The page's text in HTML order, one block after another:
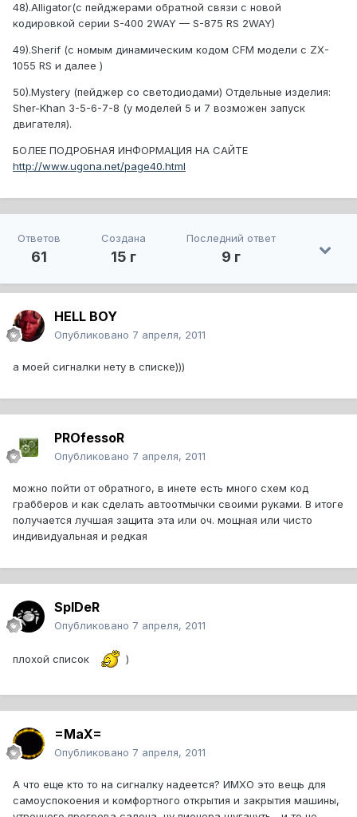
48).Alligator(с пейджерами обратной связи c новой
кодировкой серии S-400 2WAY — S-875 RS 2WAY)
49).Sherif (с номым динамическим кодом CFM модели с ZX-
1055 RS и далее )
50).Mystery (пейджер со светодиодами) Отдельные изделия:
Sher-Khan 3-5-6-7-8 (у моделей 5 и 7 возможен запуск
двигателя).
БОЛЕЕ ПОДРОБНАЯ ИНФОРМАЦИЯ НА САЙТЕ
http://www.ugona.net/page40.html
Ответов
61
Создана
15 г
Последний ответ
9 г
HELL BOY
Опубликовано 7 апреля, 2011
а моей сигналки нету в списке)))
PROfessoR
Опубликовано 7 апреля, 2011
можно пойти от обратного, в инете есть много схем код
грабберов и как сделать автоотмычки своими руками. В итоге
получается лучшая защита эта или оч. мощная или чисто
индивидуальная и редкая
SpIDeR
Опубликовано 7 апреля, 2011
плохой список )
=MaX=
Опубликовано 7 апреля, 2011
А что еще кто то на сигналку надеется? ИМХО это вещь для
самоуспокоения и комфортного открытия и закрытия машины,